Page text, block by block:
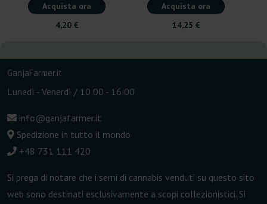
Acquista ora
4,20 €
Acquista ora
14,25 €
GanjaFarmer.it
Lunedì - Venerdì / 10:00 - 16:00
info@ganjafarmer.it
Spedizione in tutto il mondo
+48 731 111 420
Si prega di notare che i semi di cannabis venduti su questo sito
web sono destinati esclusivamente a scopi collezionistici. Si